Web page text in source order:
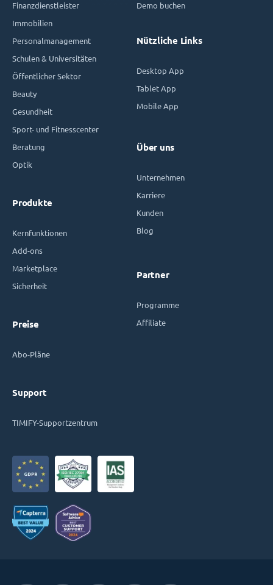
Finanzdienstleister
Immobilien
Personalmanagement
Schulen & Universitäten
Öffentlicher Sektor
Beauty
Gesundheit
Sport- und Fitnesscenter
Beratung
Optik
Produkte
Kernfunktionen
Add-ons
Marketplace
Sicherheit
Preise
Abo-Pläne
Support
TIMIFY-Supportzentrum
Demo buchen
Nützliche Links
Desktop App
Tablet App
Mobile App
Über uns
Unternehmen
Karriere
Kunden
Blog
Partner
Programme
Affiliate